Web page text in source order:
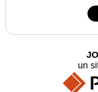
un